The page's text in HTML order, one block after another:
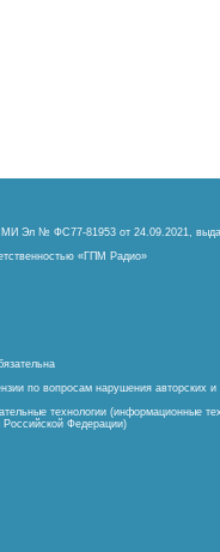
Эл № ФС77-81953 от 24.09.2021,
«ГПМ Радио»
по вопросам нарушения авторских
технологии (информационные
Российской Федерации)